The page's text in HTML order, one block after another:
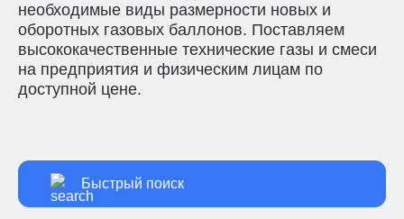
необходимые виды размерности новых и
оборотных газовых баллонов. Поставляем
высококачественные технические газы и смеси
на предприятия и физическим лицам по
доступной цене.